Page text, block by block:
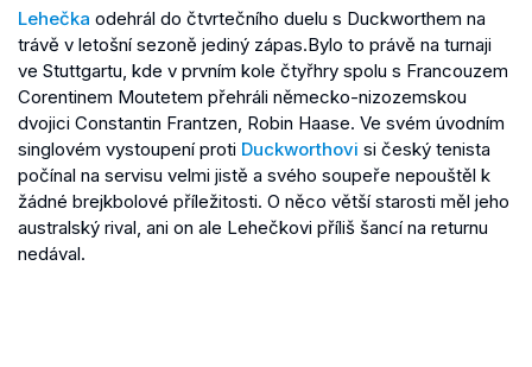
Lehečka odehrál do čtvrtečního duelu s Duckworthem na
trávě v letošní sezoně jediný zápas.Bylo to právě na turnaji
ve Stuttgartu, kde v prvním kole čtyřhry spolu s Francouzem
Corentinem Moutetem přehráli německo-nizozemskou
dvojici Constantin Frantzen, Robin Haase. Ve svém úvodním
singlovém vystoupení proti Duckworthovi si český tenista
počínal na servisu velmi jistě a svého soupeře nepouštěl k
žádné brejkbolové příležitosti. O něco větší starosti měl jeho
australský rival, ani on ale Lehečkovi příliš šancí na returnu
nedával.